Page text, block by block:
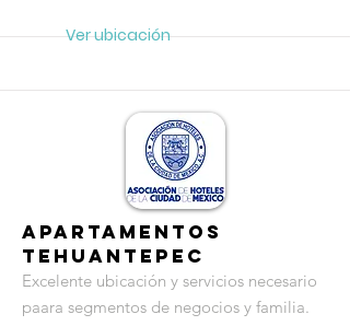
Ver ubicación
Apartamentos
Tehuantepec
Excelente ubicación y servicios necesario
paara segmentos de negocios y familia.